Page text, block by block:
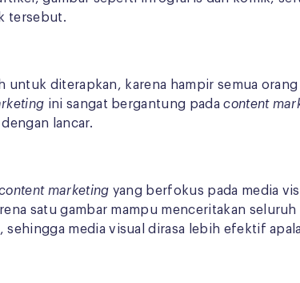
tersebut.
untuk diterapkan, karena hampir semua
ini sangat bergantung padacontent
lancar.
marketing yang berfokus pada media
satu gambar mampu menceritakan
media visual dirasa lebih efektif